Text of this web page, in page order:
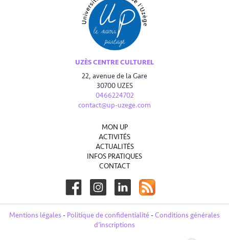
UZÈS CENTRE CULTUREL
22, avenue de la Gare
30700 UZES
0466224702
contact@up-uzege.com
MON UP
ACTIVITÉS
ACTUALITÉS
INFOS PRATIQUES
CONTACT
Mentions légales- Politique de confidentialité-Conditions générales
d’inscriptions